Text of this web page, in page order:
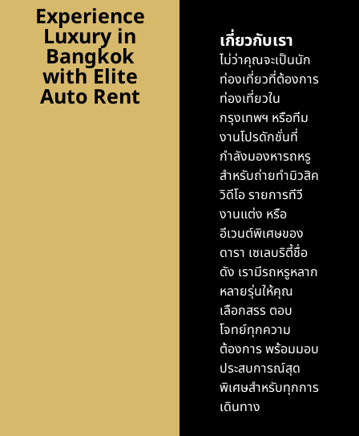
Experience
Luxury in
Bangkok
with Elite
Auto Rent
เกี่ยวกับเรา
ไม่ว่าคุณจะเป็นนัก
ท่องเที่ยวที่ต้องการ
ท่องเที่ยวใน
กรุงเทพฯ หรือทีม
งานโปรดักชั่นที่
กำลังมองหารถหรู
สำหรับถ่ายทำมิวสิค
วิดีโอ รายการทีวี
งานแต่ง หรือ
อีเวนต์พิเศษของ
ดารา เซเลบริตี้ชื่อ
ดัง เรามีรถหรูหลาก
หลายรุ่นให้คุณ
เลือกสรร ตอบ
โจทย์ทุกความ
ต้องการ พร้อมมอบ
ประสบการณ์สุด
พิเศษสำหรับทุกการ
เดินทาง